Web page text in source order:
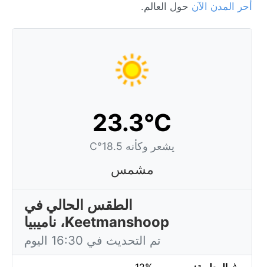
أحر المدن الآن حول العالم.
23.3°C
يشعر وكأنه 18.5°C
مشمس
الطقس الحالي في
Keetmanshoop، ناميبيا
تم التحديث في 16:30 اليوم